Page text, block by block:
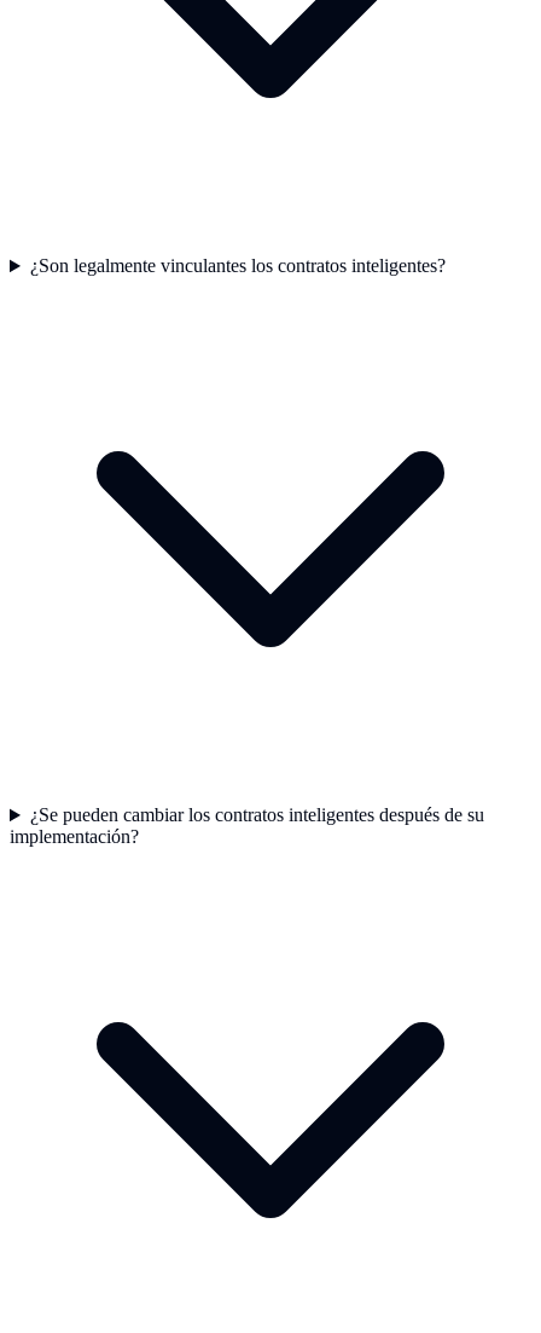
¿Son legalmente vinculantes los contratos inteligentes?
¿Se pueden cambiar los contratos inteligentes después de su
implementación?